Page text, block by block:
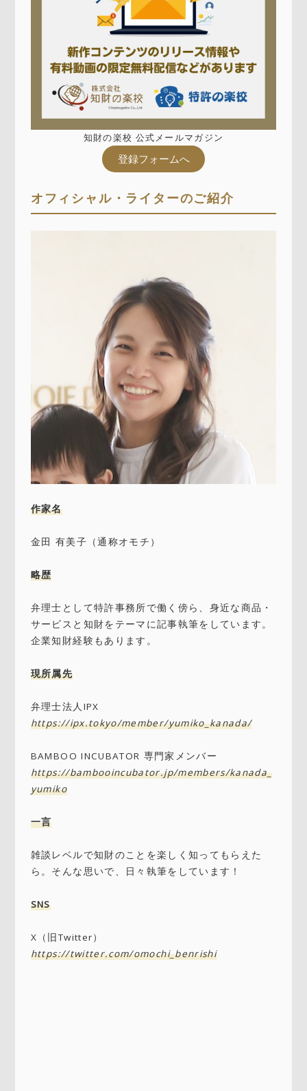
知財の楽校 公式メールマガジン
登録フォームへ
オフィシャル・ライターのご紹介
作家名
金田 有美子（通称オモチ）
略歴
弁理士として特許事務所で働く傍ら、身近な商品・
サービスと知財をテーマに記事執筆をしています。
企業知財経験もあります。
現所属先
弁理士法人IPX
https://ipx.tokyo/member/yumiko_kanada/
BAMBOO INCUBATOR 専門家メンバー
https://bambooincubator.jp/members/kanada_
yumiko
一言
雑談レベルで知財のことを楽しく知ってもらえた
ら。そんな思いで、日々執筆をしています！
SNS
X（旧Twitter）
https://twitter.com/omochi_benrishi